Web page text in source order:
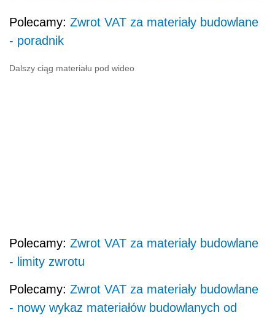
Polecamy: Zwrot VAT za materiały budowlane
- poradnik
Dalszy ciąg materiału pod wideo
Polecamy: Zwrot VAT za materiały budowlane
- limity zwrotu
Polecamy: Zwrot VAT za materiały budowlane
- nowy wykaz materiałów budowlanych od